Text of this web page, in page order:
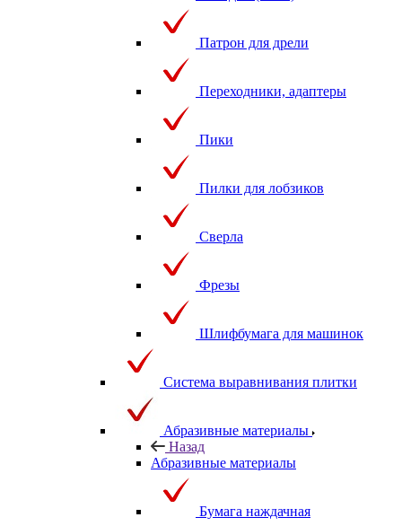
Патрон для дрели
Переходники, адаптеры
Пики
Пилки для лобзиков
Сверла
Фрезы
Шлифбумага для машинок
Система выравнивания плитки
Абразивные материалы
Назад
Абразивные материалы
Бумага наждачная